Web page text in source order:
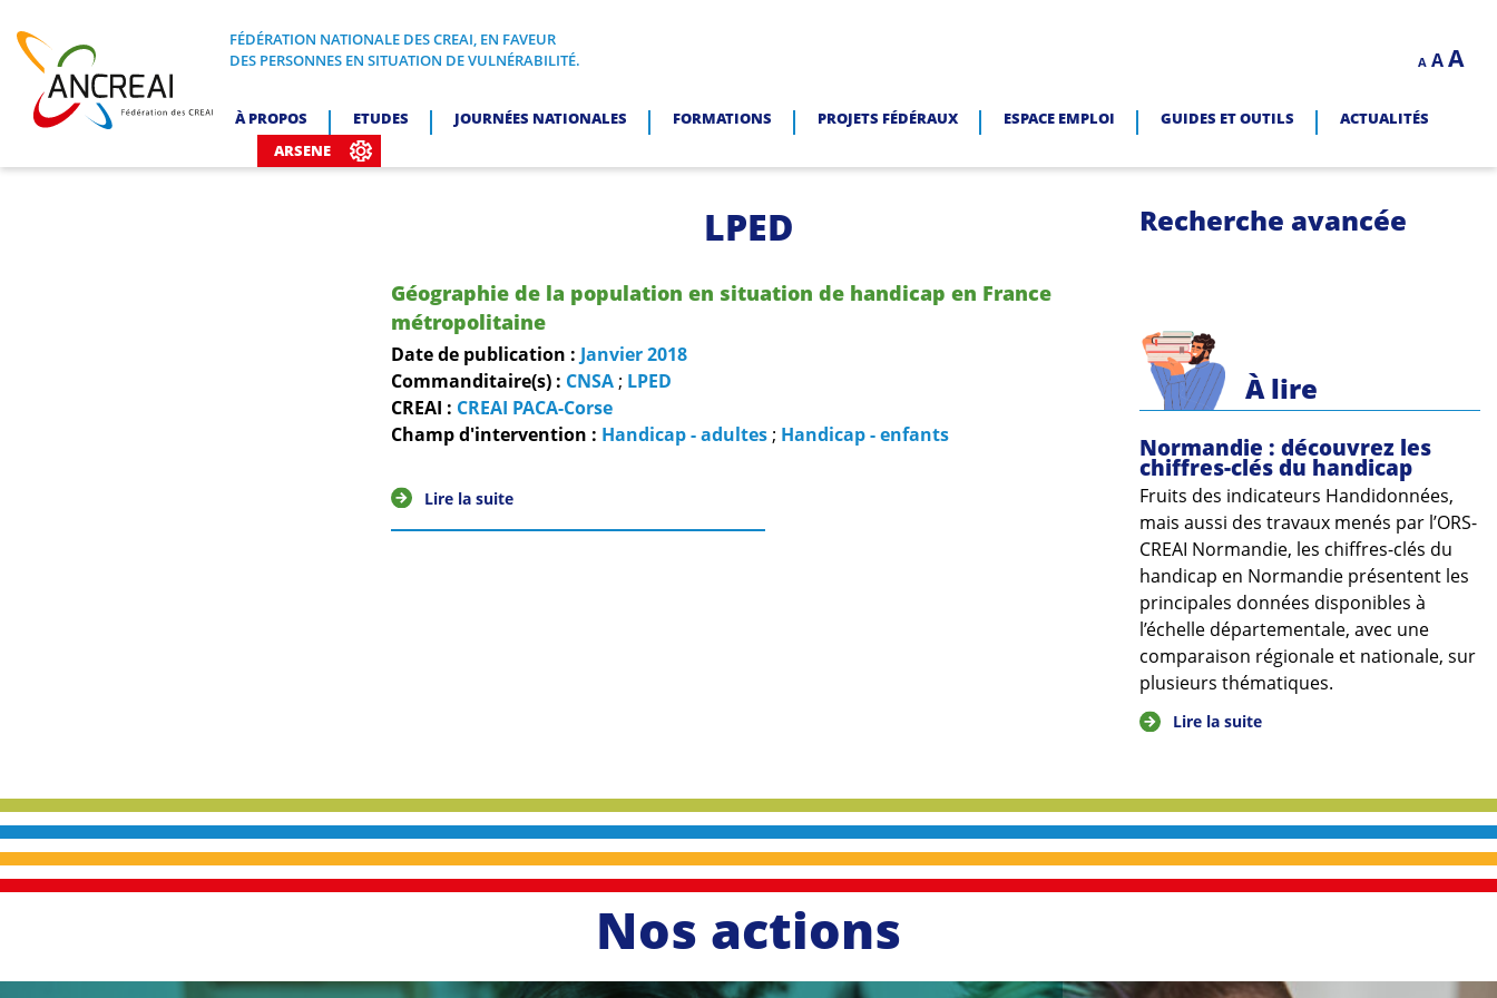
content
ANCREAI
FÉDÉRATION NATIONALE DES CREAI, EN FAVEUR DES PERSONNES EN SITUATION DE VULNÉRABILITÉ.
FÉDÉRATION NATIONALE DES CREAI, EN FAVEUR
DES PERSONNES EN SITUATION DE VULNÉRABILITÉ.
A
Decrease
font
A Reset
A
À PROPOS ETUDES JOURNÉES NATIONALES FORMATIONS PROJETS FÉDÉRAUX ESPACE EMPLOI GUIDES ET OUTILS
ACTUALITÉS
ARSENE
LPED
Géographie de la population en situation de handicap en France
métropolitaine
Date de publication : Janvier2018
Commanditaire(s) : CNSA; LPED
CREAI : CREAI PACA-Corse
Champ d'intervention : Handicap - adultes; Handicap - enfants
Lire la suite
Recherche avancée
À lire
Normandie : découvrez les
chiffres-clés du handicap
Fruits des indicateurs Handidonnées,
mais aussi des travaux menés par l’ORS-
CREAI Normandie, les chiffres-clés du
handicap en Normandie présentent les
principales données disponibles à
l’échelle départementale, avec une
comparaison régionale et nationale, sur
plusieurs thématiques.
Lire la suite
Nos actions